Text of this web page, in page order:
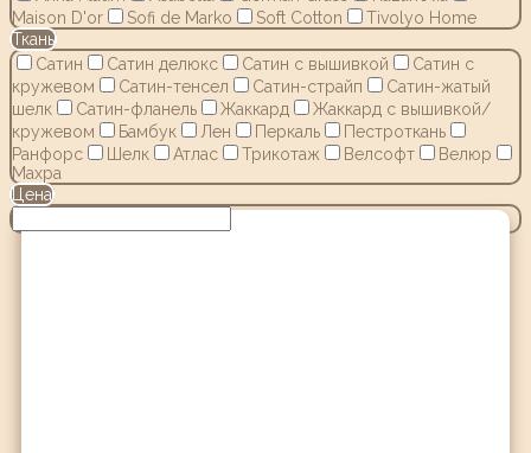
Maison D'or
Sofi de Marko Soft Cotton
Tivolyo Home
Ткань
Сатин
Сатин делюкс Сатин с вышивкой
Сатин с
кружевом
Сатин-тенсел Сатин-страйп
Сатин-жатый
шелк
Сатин-фланель Жаккард
Жаккард с вышивкой/
кружевом
Бамбук Лен Перкаль
Пестроткань
Ранфорс
Шелк Атлас Трикотаж Велсофт
Велюр
Махра
Цена